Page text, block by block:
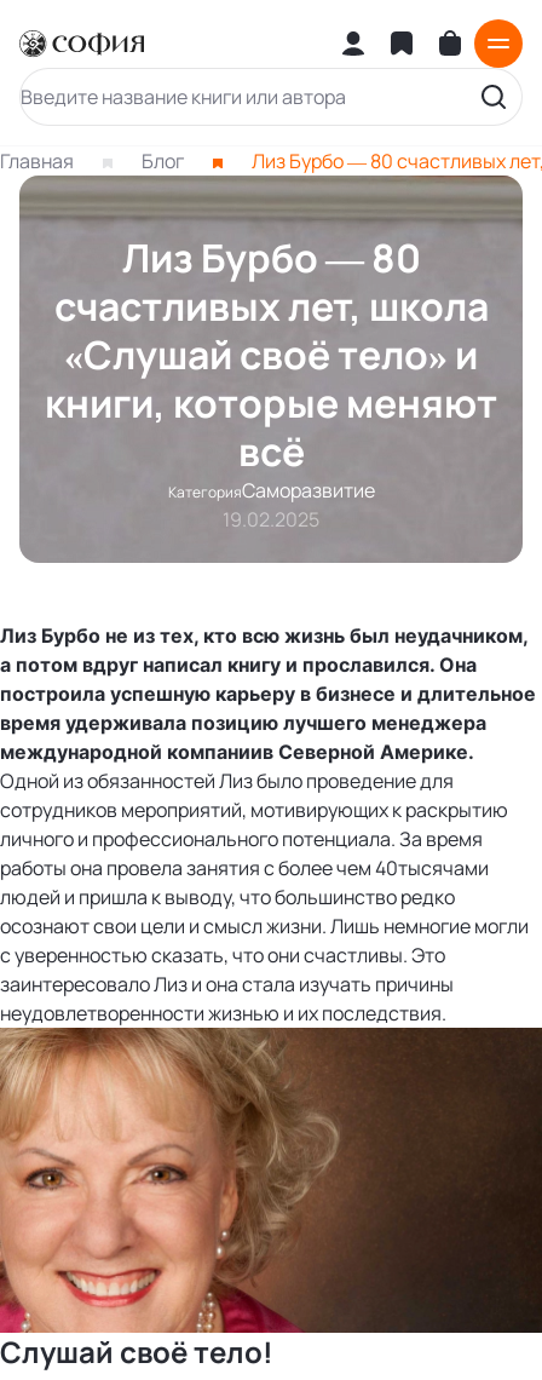
Главная Блог Лиз Бурбо — 80 счастливых
Лиз Бурбо — 80
счастливых лет, школа
«Слушай своё тело» и
книги, которые меняют
всё
КатегорияСаморазвитие
19.02.2025
Лиз Бурбо не из тех, кто всю жизнь был неудачником,
а потом вдруг написал книгу и прославился. Она
построила успешную карьеру в бизнесе и длительное
время удерживала позицию лучшего менеджера
международной компаниив Северной Америке.
Одной из обязанностей Лиз было проведение для
сотрудников мероприятий, мотивирующих к раскрытию
личного и профессионального потенциала. За время
работы она провела занятия с более чем 40тысячами
людей и пришла к выводу, что большинство редко
осознают свои цели и смысл жизни. Лишь немногие могли
с уверенностью сказать, что они счастливы. Это
заинтересовало Лиз и она стала изучать причины
неудовлетворенности жизнью и их последствия.
Слушай своё тело!